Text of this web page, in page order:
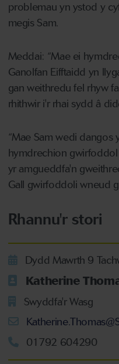
problemau yn ystod y
megis Sam.
Meddai: “Mae ei
Ganolfan Eifftaidd yn
gan weithredu fel rhyw
rhithwir i'r rhai sydd â
“Mae Sam wedi dangos
hymdrechion
yr amgueddfa'n
Gall gwirfoddoli wneud
Rhannu'r stori
Dydd Mawrth 9
Katherine
Swyddfa'r Wasg
01792 604290